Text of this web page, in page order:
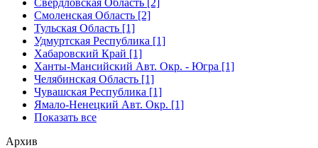
Свердловская Область [2]
Смоленская Область [2]
Тульская Область [1]
Удмуртская Республика [1]
Хабаровский Край [1]
Ханты-Мансийский Авт. Окр. - Югра [1]
Челябинская Область [1]
Чувашская Республика [1]
Ямало-Ненецкий Авт. Окр. [1]
Показать все
Архив